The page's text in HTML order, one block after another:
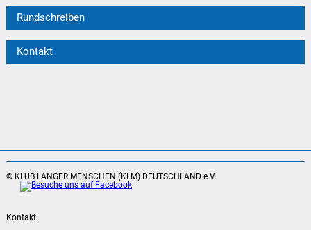
Rundschreiben
Kontakt
© KLUB LANGER MENSCHEN (KLM) DEUTSCHLAND e.V.
Kontakt